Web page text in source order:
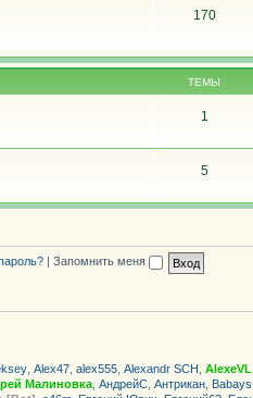
170
ТЕМЫ
1
5
Запомнить меня
Alex47 alex555 Alexandr SCH AlexeVL
Малиновка АндрейС Антрикан Babays